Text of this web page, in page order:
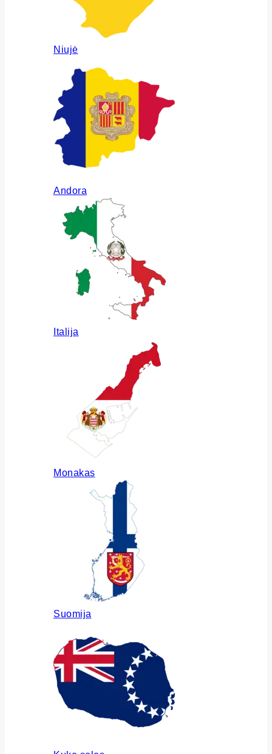
Niujė
Andora
Italija
Monakas
Suomija